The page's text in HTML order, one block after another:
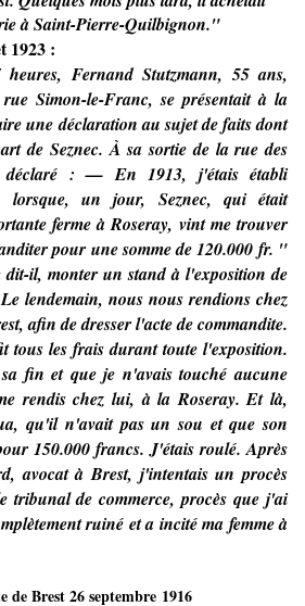
à Saint-Pierre-Quilbignon."
1923 :
Fernand Stutzmann, 55 ans,
Simon-le-Franc, se présentait à la
une déclaration au sujet de faits dont
de Seznec. À sa sortie de la rue des
déclaré : — En 1913, j'étais établi
lorsque, un jour, Seznec, qui était
ferme à Roseray, vint me trouver
pour une somme de 120.000 fr. "
dit-il, monter un stand à l'exposition de
lendemain, nous nous rendions chez
afin de dresser l'acte de commandite.
tous les frais durant toute l'exposition.
fin et que je n'avais touché aucune
rendis chez lui, à la Roseray. Et là,
qu'il n'avait pas un sou et que son
150.000 francs. J'étais roulé. Après
avocat à Brest, j'intentais un procès
tribunal de commerce, procès que j'ai
ruiné et a incité ma femme à
de Brest 26 septembre 1916